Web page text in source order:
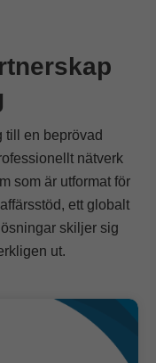
till en beprövad
nätverk
som är utformat för
ett globalt
skiljer sig
ut.